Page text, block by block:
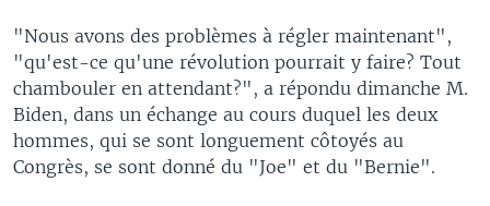
"Nous avons des problèmes à régler maintenant",
"qu'est-ce qu'une révolution pourrait y faire? Tout
chambouler en attendant?", a répondu dimanche M.
Biden, dans un échange au cours duquel les deux
hommes, qui se sont longuement côtoyés au
Congrès, se sont donné du "Joe" et du "Bernie".